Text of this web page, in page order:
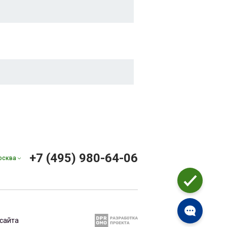
+7 (495) 980-64-06